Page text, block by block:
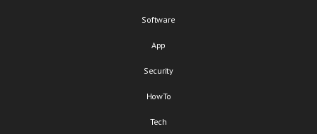
Software
App
Security
HowTo
Tech